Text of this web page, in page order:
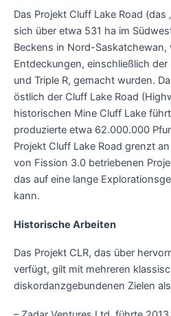
Das Projekt Cluff Lake Road (das
sich über etwa 531 ha im
Beckens in Nord-Saskatchewan,
Entdeckungen, einschließlich
und Triple R, gemacht wurden.
östlich der Cluff Lake Road
historischen Mine Cluff Lake
produzierte etwa 62.000.000
Projekt Cluff Lake Road grenzt
von Fission 3.0 betriebenen
das auf eine lange
kann.
Historische Arbeiten
Das Projekt CLR, das über
verfügt, gilt mit mehreren
diskordanzgebundenen Zielen